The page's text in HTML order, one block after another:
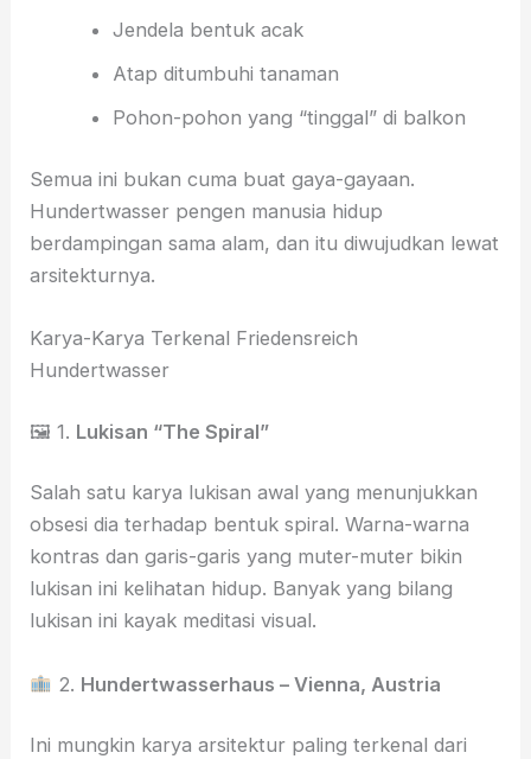
Jendela bentuk acak
Atap ditumbuhi tanaman
Pohon-pohon yang “tinggal” di balkon
Semua ini bukan cuma buat gaya-gayaan.
Hundertwasser pengen manusia hidup
berdampingan sama alam, dan itu diwujudkan lewat
arsitekturnya.
Karya-Karya Terkenal Friedensreich
Hundertwasser
🖼 1. Lukisan “The Spiral”
Salah satu karya lukisan awal yang menunjukkan
obsesi dia terhadap bentuk spiral. Warna-warna
kontras dan garis-garis yang muter-muter bikin
lukisan ini kelihatan hidup. Banyak yang bilang
lukisan ini kayak meditasi visual.
2. Hundertwasserhaus – Vienna, Austria
Ini mungkin karya arsitektur paling terkenal dari